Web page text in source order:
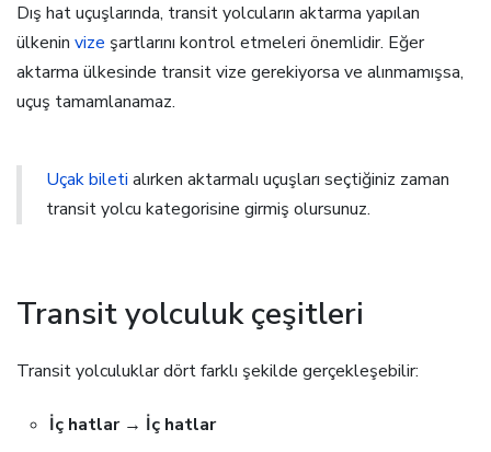
Dış hat uçuşlarında, transit yolcuların aktarma yapılan
ülkenin vize şartlarını kontrol etmeleri önemlidir. Eğer
aktarma ülkesinde transit vize gerekiyorsa ve alınmamışsa,
uçuş tamamlanamaz.
Uçak bileti alırken aktarmalı uçuşları seçtiğiniz zaman
transit yolcu kategorisine girmiş olursunuz.
Transit yolculuk çeşitleri
Transit yolculuklar dört farklı şekilde gerçekleşebilir:
İç hatlar → İç hatlar